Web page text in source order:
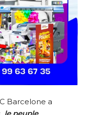
Barcelone a
le peuple